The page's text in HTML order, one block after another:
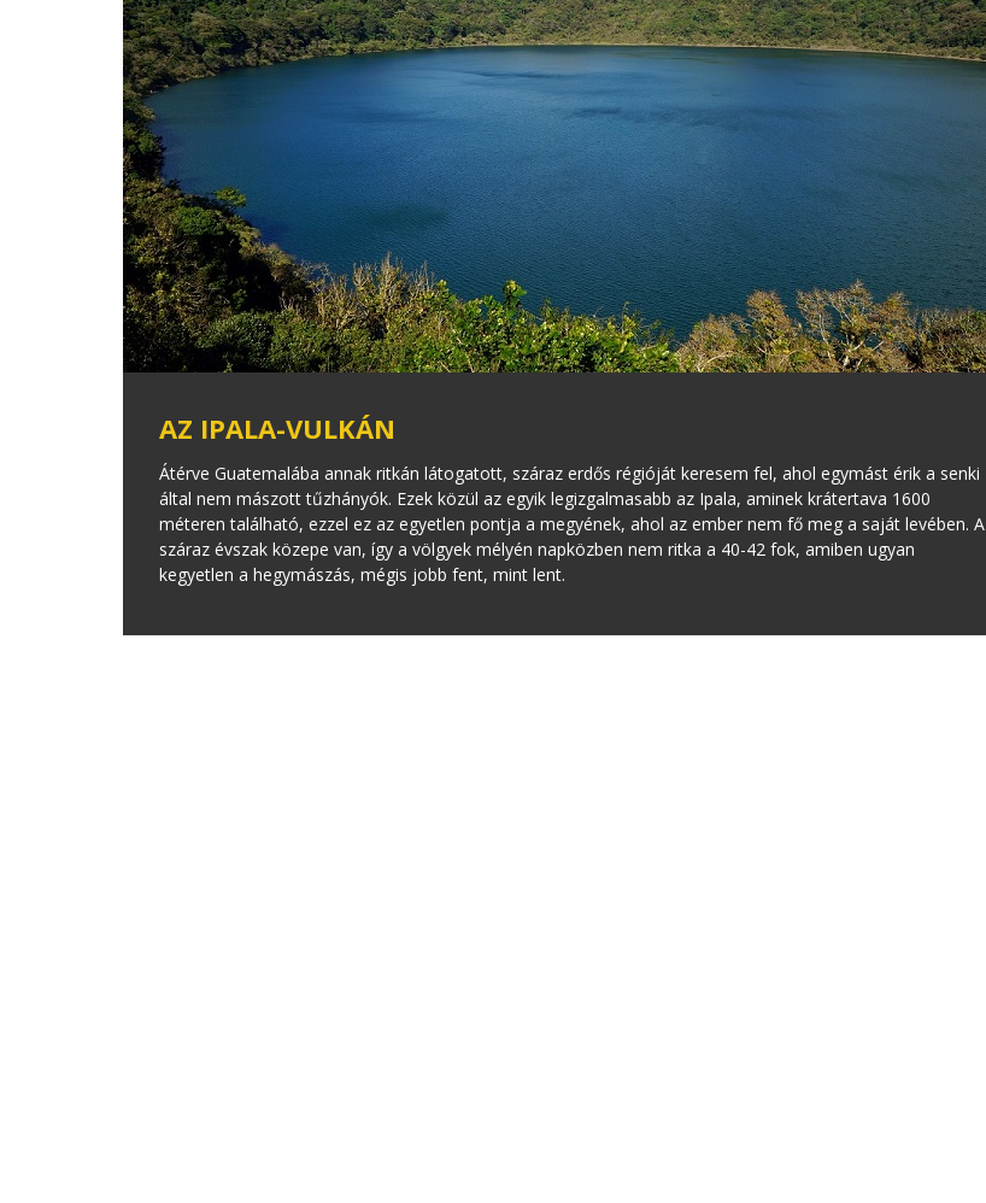
AZ IPALA-VULKÁN
Átérve Guatemalába annak ritkán látogatott, száraz erdős régióját keresem fel, ahol egymást érik a senki
által nem mászott tűzhányók. Ezek közül az egyik legizgalmasabb az Ipala, aminek krátertava 1600
méteren található, ezzel ez az egyetlen pontja a megyének, ahol az ember nem fő meg a saját levében. A
száraz évszak közepe van, így a völgyek mélyén napközben nem ritka a 40-42 fok, amiben ugyan
kegyetlen a hegymászás, mégis jobb fent, mint lent.